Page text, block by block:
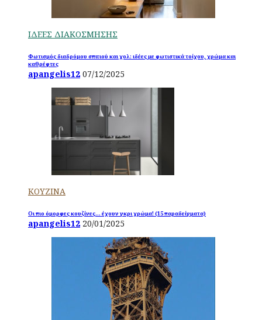
ΙΔΕΕΣ ΔΙΑΚΟΣΜΗΣΗΣ
Φωτισμός διαδρόμου σπιτιού και χολ: ιδέες με φωτιστικά τοίχου, χρώμα και
καθρέφτες
apangelis12 07/12/2025
ΚΟΥΖΙΝΑ
Οι πιο όμορφες κουζίνες… έχουν γκρι χρώμα! (15 παραδείγματα)
apangelis12 20/01/2025